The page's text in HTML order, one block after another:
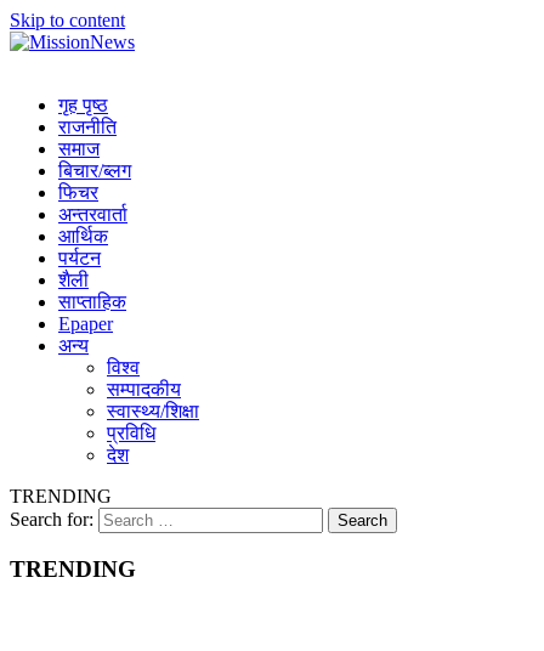
Skip to content
गृह पृष्ठ
राजनीति
समाज
बिचार/ब्लग
फिचर
अन्तरवार्ता
आर्थिक
पर्यटन
शैली
साप्ताहिक
Epaper
अन्य
विश्व
सम्पादकीय
स्वास्थ्य/शिक्षा
प्रविधि
देश
TRENDING
Search for:
TRENDING